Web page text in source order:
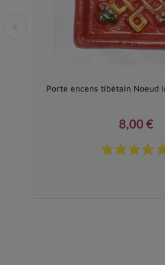
Porte encens tibétain Noeud
Prix
8,00 €